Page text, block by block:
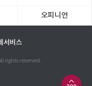
오피니언
서비스
rights reserved.